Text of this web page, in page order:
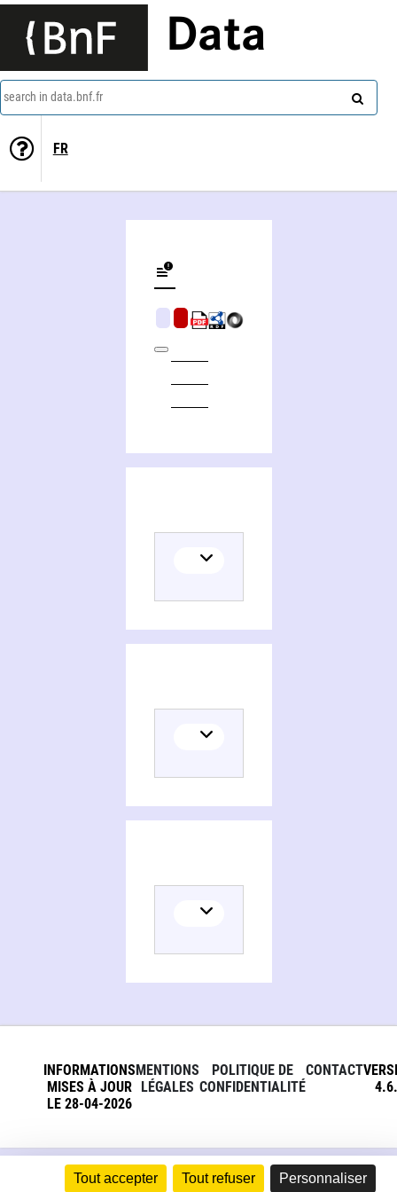
Tout accepter Tout refuser Personnaliser
Data
search in data.bnf.fr
FR
INFORMATIONS
MISES À JOUR
LE 28-04-2026
MENTIONS
LÉGALES
POLITIQUE DE
CONFIDENTIALITÉ
CONTACT